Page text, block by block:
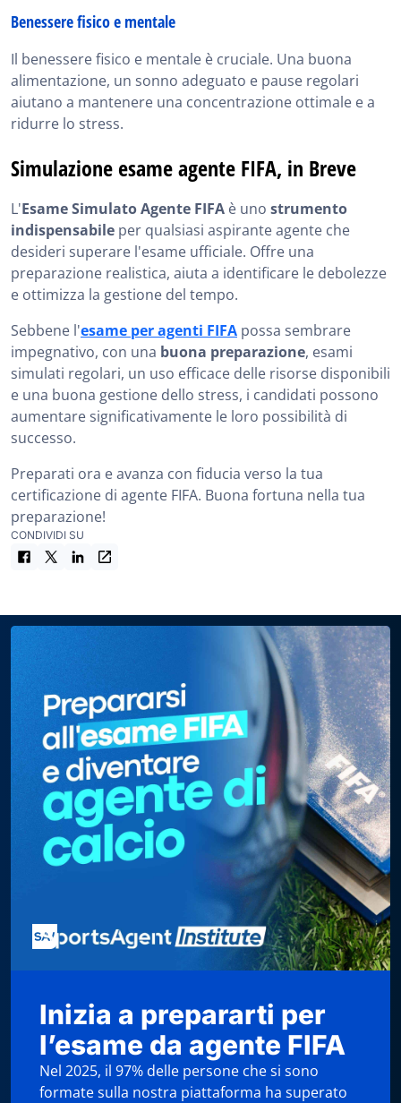
Benessere fisico e mentale
Il benessere fisico e mentale è cruciale. Una buona
alimentazione, un sonno adeguato e pause regolari
aiutano a mantenere una concentrazione ottimale e a
ridurre lo stress.
Simulazione esame agente FIFA, in Breve
L'Esame Simulato Agente FIFA è uno strumento
indispensabile per qualsiasi aspirante agente che
desideri superare l'esame ufficiale. Offre una
preparazione realistica, aiuta a identificare le debolezze
e ottimizza la gestione del tempo.
Sebbene l'esame per agenti FIFA possa sembrare
impegnativo, con una buona preparazione, esami
simulati regolari, un uso efficace delle risorse disponibili
e una buona gestione dello stress, i candidati possono
aumentare significativamente le loro possibilità di
successo.
Preparati ora e avanza con fiducia verso la tua
certificazione di agente FIFA. Buona fortuna nella tua
preparazione!
CONDIVIDI SU
Inizia a prepararti per
l’esame da agente FIFA
Nel 2025, il 97% delle persone che si sono
formate sulla nostra piattaforma ha superato